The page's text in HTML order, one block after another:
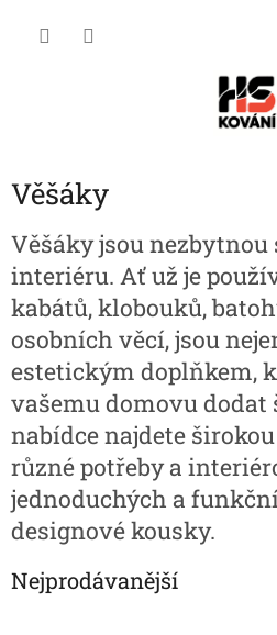
Věšáky
Věšáky jsou nezbytnou
interiéru. Ať už je
kabátů, klobouků,
osobních věcí, jsou
estetickým doplňkem,
vašemu domovu dodat
nabídce najdete
různé potřeby a
jednoduchých a
designové kousky.
Nejprodávanější